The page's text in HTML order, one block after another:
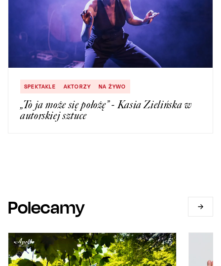
SPEKTAKLE AKTORZY NA ŻYWO
„To ja może się położę” - Kasia Zielińska w
autorskiej sztuce
Polecamy